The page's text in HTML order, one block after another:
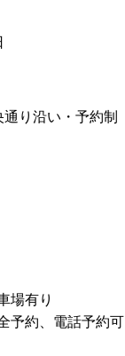
り沿い・予約制
場有り
予約、電話予約可